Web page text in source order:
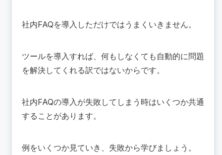
社内FAQを導入しただけではうまくいきません。
ツールを導入すれば、何もしなくても自動的に問題
を解決してくれる訳ではないからです。
社内FAQの導入が失敗してしまう時はいくつか共通
することがあります。
例をいくつか見ていき、失敗から学びましょう。